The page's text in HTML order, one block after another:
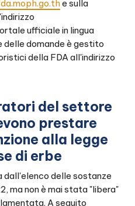
e sulla
ufficiale in lingua
delle domande è gestito
della FDA all'indirizzo
del settore
prestare
alla legge
di erbe
dall'elenco delle sostanze
ma non è mai stata "libera"
A seguito